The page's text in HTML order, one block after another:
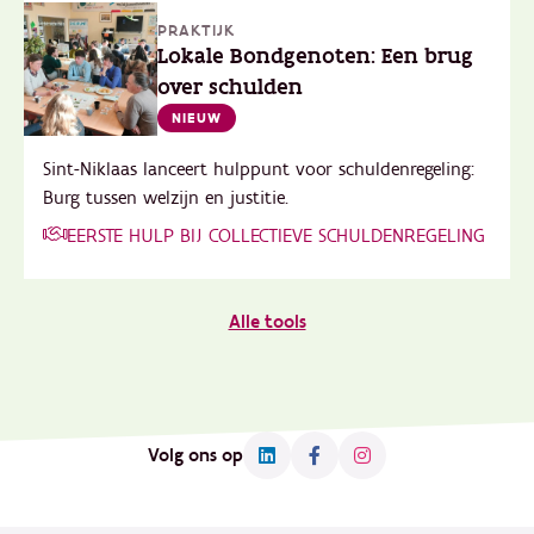
PRAKTIJK
Lokale Bondgenoten: Een brug
over schulden
NIEUW
Sint-Niklaas lanceert hulppunt voor schuldenregeling:
Burg tussen welzijn en justitie.
EERSTE HULP BIJ COLLECTIEVE SCHULDENREGELING
Alle tools
Volg ons op